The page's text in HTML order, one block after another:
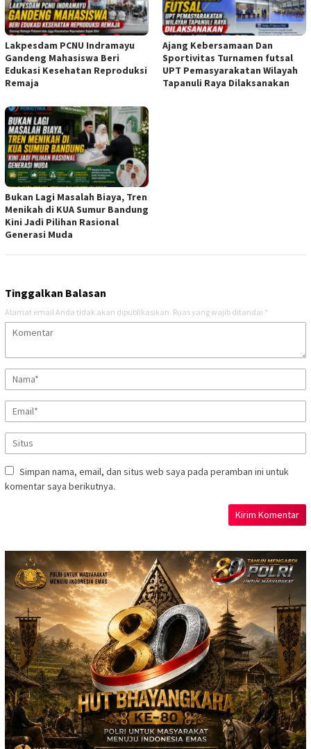
Lakpesdam PCNU Indramayu
Gandeng Mahasiswa Beri
Edukasi Kesehatan Reproduksi
Remaja
Ajang Kebersamaan Dan
Sportivitas Turnamen futsal
UPT Pemasyarakatan Wilayah
Tapanuli Raya Dilaksanakan
Bukan Lagi Masalah Biaya, Tren
Menikah di KUA Sumur Bandung
Kini Jadi Pilihan Rasional
Generasi Muda
Tinggalkan Balasan
Alamat email Anda tidak akan dipublikasikan. Ruas yang wajib ditandai *
Simpan nama, email, dan situs web saya pada peramban ini untuk
komentar saya berikutnya.